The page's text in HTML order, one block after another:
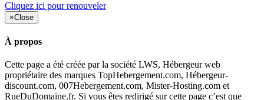
Cliquez ici pour renouveler
×Close
À propos
Cette page a été créée par la société LWS, Hébergeur web
propriétaire des marques TopHebergement.com, Hébergeur-
discount.com, 007Hebergement.com, Mister-Hosting.com et
RueDuDomaine.fr. Si vous êtes redirigé sur cette page c’est que